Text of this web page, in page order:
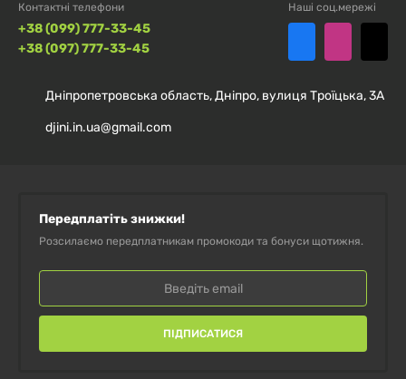
Контактні телефони
+38 (099) 777-33-45
+38 (097) 777-33-45
Наші соц.мережі
Дніпропетровська область, Дніпро, вулиця Троїцька, 3А
djini.in.ua@gmail.com
Передплатіть знижки!
Розсилаємо передплатникам промокоди та бонуси щотижня.
ПІДПИСАТИСЯ